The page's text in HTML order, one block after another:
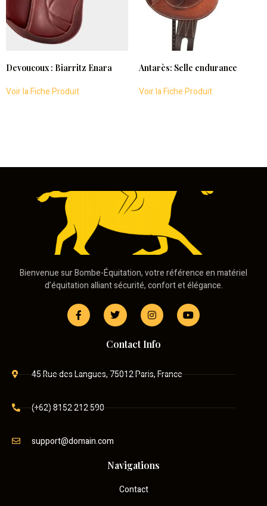
Devoucoux : Biarritz Enara
Voir la Fiche Produit
Antarès: Selle endurance
Voir la Fiche Produit
Bienvenue sur Bombe-Équitation, votre référence en matériel
d’équitation alliant sécurité, confort et élégance.
Contact Info
45 Rue des Langues, 75012 Paris, France
(+62) 8152 212 590
support@domain.com
Navigations
Contact